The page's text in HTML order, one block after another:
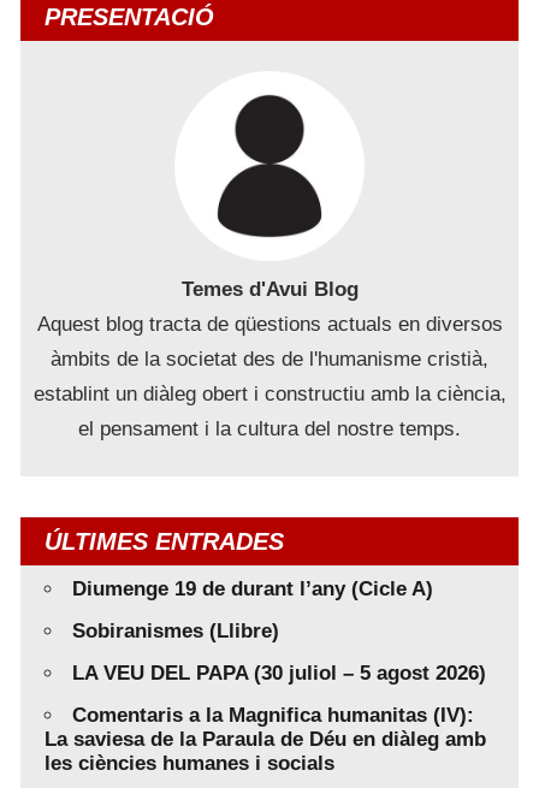
PRESENTACIÓ
Temes d'Avui Blog
Aquest blog tracta de qüestions actuals en diversos
àmbits de la societat des de l'humanisme cristià,
establint un diàleg obert i constructiu amb la ciència,
el pensament i la cultura del nostre temps.
ÚLTIMES ENTRADES
Diumenge 19 de durant l’any (Cicle A)
Sobiranismes (Llibre)
LA VEU DEL PAPA (30 juliol – 5 agost 2026)
Comentaris a la Magnifica humanitas (IV):
La saviesa de la Paraula de Déu en diàleg amb
les ciències humanes i socials